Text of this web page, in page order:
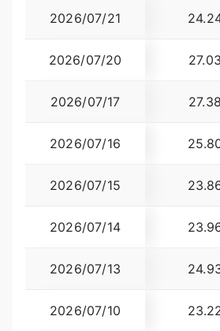
2026/07/21
2026/07/20 27.03
2026/07/17 27.38
2026/07/16
2026/07/15
2026/07/14
2026/07/13
2026/07/10